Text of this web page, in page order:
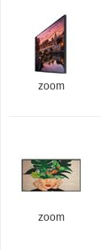
zoom
zoom